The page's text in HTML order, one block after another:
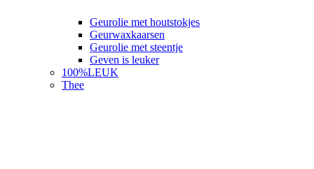
Geurolie met houtstokjes
Geurwaxkaarsen
Geurolie met steentje
Geven is leuker
100%LEUK
Thee